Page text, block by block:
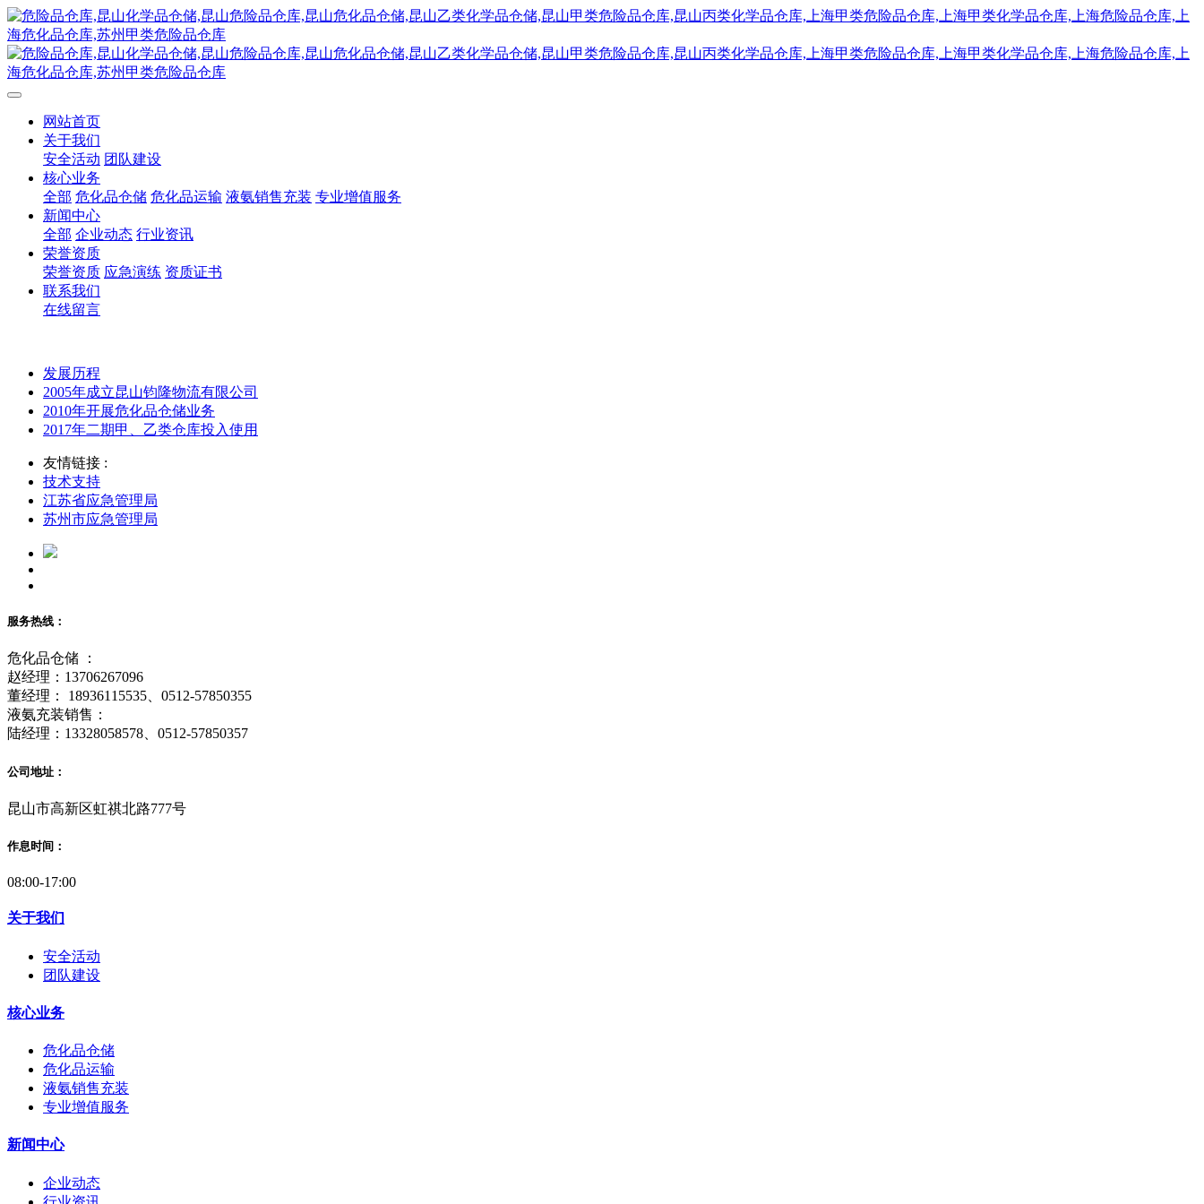
网站首页
关于我们
安全活动 团队建设
核心业务
全部 危化品仓储 危化品运输 液氨销售充装 专业增值服务
新闻中心
全部 企业动态 行业资讯
荣誉资质
荣誉资质 应急演练 资质证书
联系我们
在线留言
发展历程
2005年成立昆山钧隆物流有限公司
2010年开展危化品仓储业务
2017年二期甲、乙类仓库投入使用
友情链接 :
技术支持
江苏省应急管理局
苏州市应急管理局
服务热线：
危化品仓储 ：
赵经理：13706267096
董经理： 18936115535、0512-57850355
液氨充装销售：
陆经理：13328058578、0512-57850357
公司地址：
昆山市高新区虹祺北路777号
作息时间：
08:00-17:00
关于我们
安全活动
团队建设
核心业务
危化品仓储
危化品运输
液氨销售充装
专业增值服务
新闻中心
企业动态